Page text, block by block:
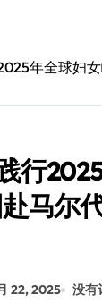
年全球妇
行
马尔
22, 2025 没有